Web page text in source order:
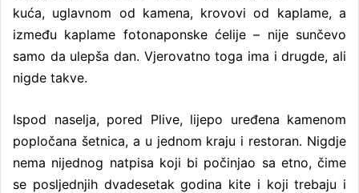
kuća, uglavnom od kamena, krovovi od kaplame, a
između kaplame fotonaponske ćelije – nije sunčevo
samo da ulepša dan. Vjerovatno toga ima i drugde, ali
nigde takve.
Ispod naselja, pored Plive, lijepo uređena kamenom
popločana šetnica, a u jednom kraju i restoran. Nigdje
nema nijednog natpisa koji bi počinjao sa etno, čime
se posljednjih dvadesetak godina kite i koji trebaju i